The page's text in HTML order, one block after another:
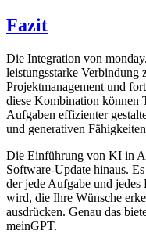
Fazit
Die Integration von
leistungsstarke Verbindung
Projektmanagement und
diese Kombination können
Aufgaben effizienter
und generativen
Die Einführung von KI in
Software-Update hinaus.
der jede Aufgabe und
wird, die Ihre Wünsche
ausdrücken. Genau das
meinGPT.